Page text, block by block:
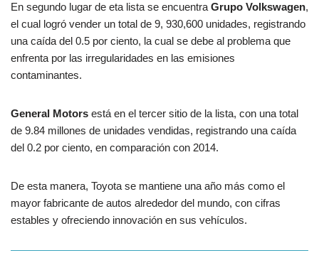
En segundo lugar de eta lista se encuentra Grupo Volkswagen,
el cual logró vender un total de 9, 930,600 unidades, registrando
una caída del 0.5 por ciento, la cual se debe al problema que
enfrenta por las irregularidades en las emisiones
contaminantes.
General Motors está en el tercer sitio de la lista, con una total
de 9.84 millones de unidades vendidas, registrando una caída
del 0.2 por ciento, en comparación con 2014.
De esta manera, Toyota se mantiene una año más como el
mayor fabricante de autos alrededor del mundo, con cifras
estables y ofreciendo innovación en sus vehículos.